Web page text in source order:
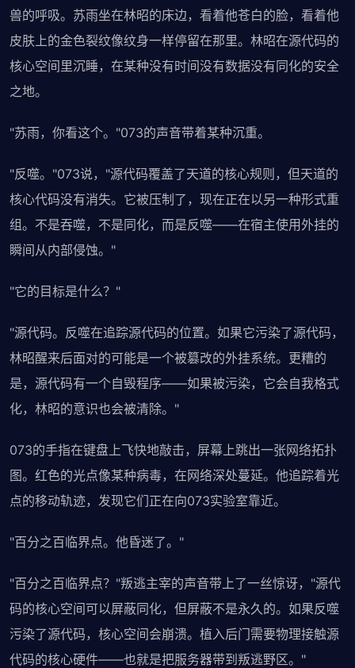
兽的呼吸。苏雨坐在林昭的床边，看着他苍白的脸，看着他
皮肤上的金色裂纹像纹身一样停留在那里。林昭在源代码的
核心空间里沉睡，在某种没有时间没有数据没有同化的安全
之地。
"苏雨，你看这个。"073的声音带着某种沉重。
"反噬。"073说，"源代码覆盖了天道的核心规则，但天道的
核心代码没有消失。它被压制了，现在正在以另一种形式重
组。不是吞噬，不是同化，而是反噬——在宿主使用外挂的
瞬间从内部侵蚀。"
"它的目标是什么？"
"源代码。反噬在追踪源代码的位置。如果它污染了源代码，
林昭醒来后面对的可能是一个被篡改的外挂系统。更糟的
是，源代码有一个自毁程序——如果被污染，它会自我格式
化，林昭的意识也会被清除。"
073的手指在键盘上飞快地敲击，屏幕上跳出一张网络拓扑
图。红色的光点像某种病毒，在网络深处蔓延。他追踪着光
点的移动轨迹，发现它们正在向073实验室靠近。
"百分之百临界点。他昏迷了。"
"百分之百临界点？"叛逃主宰的声音带上了一丝惊讶，"源代
码的核心空间可以屏蔽同化，但屏蔽不是永久的。如果反噬
污染了源代码，核心空间会崩溃。植入后门需要物理接触源
代码的核心硬件——也就是把服务器带到叛逃野区。"